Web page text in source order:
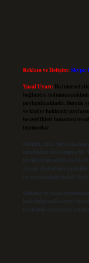
Reklam ve İletişim:Skype:
Yasal Uyarı: Bu internet
bağlantısı
paylaşılmaktadır. Burada
ve kişiler hakkında
benzerlikleri tamamen
taşımazlar.
Sitemiz, 5651 Sayılı
tarafından onaylanmış bir
içerikleri proaktif olarak
Ancak, üyelerimiz
bu sorumluluğu kabul etmiş
Hukuka ve yasal
içerisinde sitemizden